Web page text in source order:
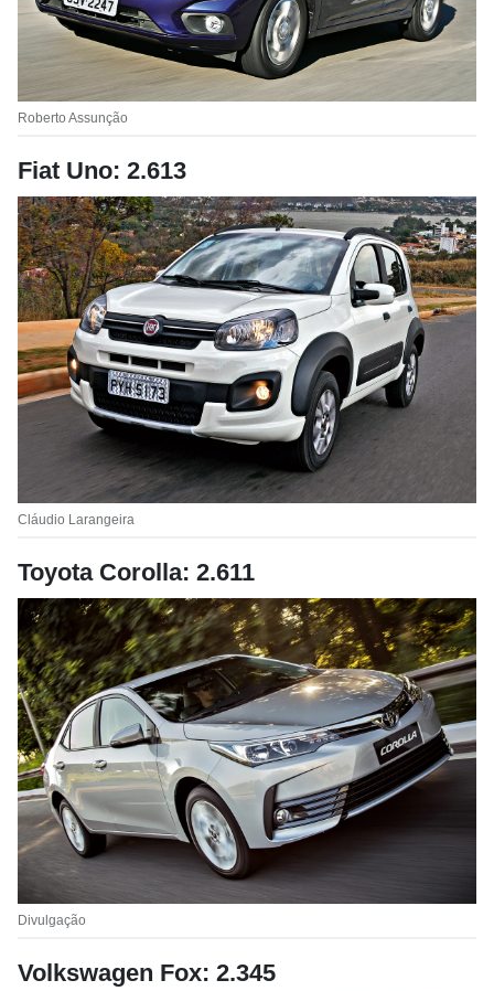
Roberto Assunção
Fiat Uno: 2.613
Cláudio Larangeira
Toyota Corolla: 2.611
Divulgação
Volkswagen Fox: 2.345